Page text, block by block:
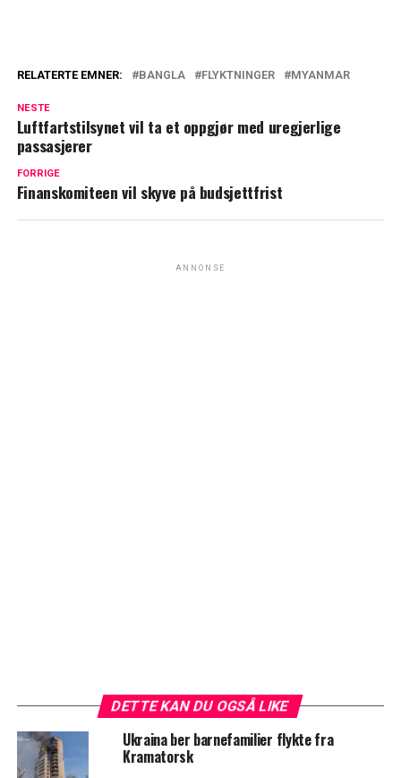
RELATERTE EMNER: BANGLA FLYKTNINGER MYANMAR
NESTE
Luftfartstilsynet vil ta et oppgjør med uregjerlige
passasjerer
FORRIGE
Finanskomiteen vil skyve på budsjettfrist
ANNONSE
DETTE KAN DU OGSÅ LIKE
Ukraina ber barnefamilier flykte fra
Kramatorsk